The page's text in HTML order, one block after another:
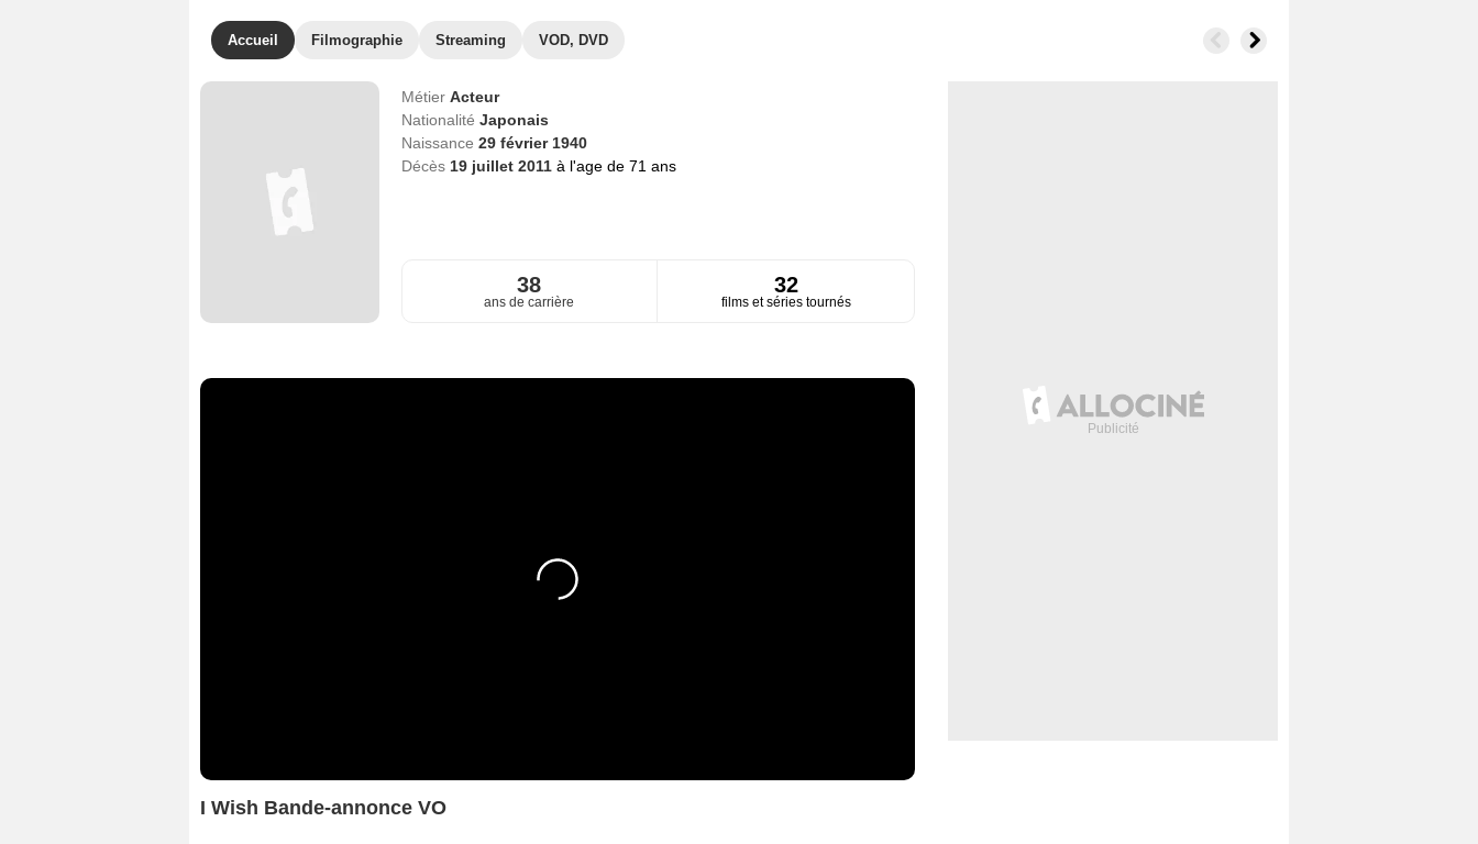
Accueil Filmographie Streaming VOD, DVD
Métier Acteur
Nationalité Japonais
Naissance 29 février 1940
Décès 19 juillet 2011 à l'age de 71 ans
38
ans de carrière
32
films et séries tournés
I Wish Bande-annonce VO